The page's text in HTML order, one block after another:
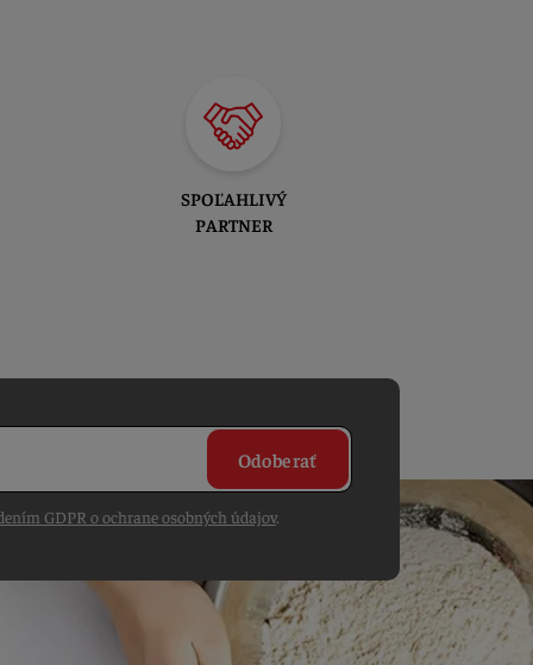
SPOĽAHLIVÝ
PARTNER
Odoberať
GDPR o ochrane osobných údajov.